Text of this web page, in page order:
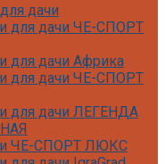
дачи
для дачи ЧЕ-СПОРТ
для дачи Африка
для дачи ЧЕ-СПОРТ
для дачи ЛЕГЕНДА
ЧЕ-СПОРТ ЛЮКС